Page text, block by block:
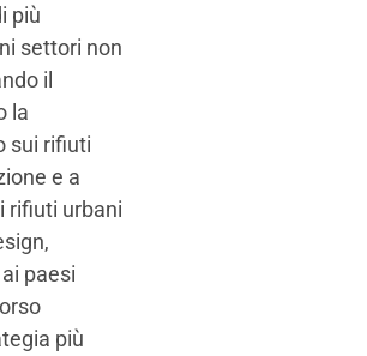
più
settori non
il
la
sui rifiuti
e a
rifiuti urbani
paesi
più